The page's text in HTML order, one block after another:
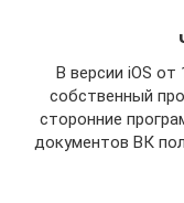
В версии iOS
собственный
сторонние
документов ВК